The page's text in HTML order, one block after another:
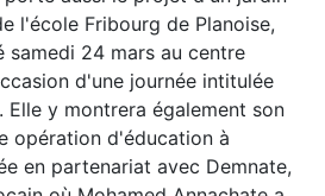
l'école Fribourg de Planoise,
24 mars au centre
d'une journée intitulée
Elle y montrera également son
opération d'éducation à
en partenariat avec Demnate,